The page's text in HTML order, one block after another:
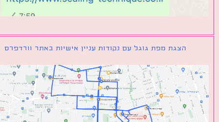
הצגת מפת גוגל עם נקודות עניין אישיות באתר וורדפרס